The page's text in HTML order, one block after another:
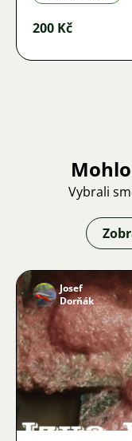
200 Kč
Vybrali
Josef
Dorňák